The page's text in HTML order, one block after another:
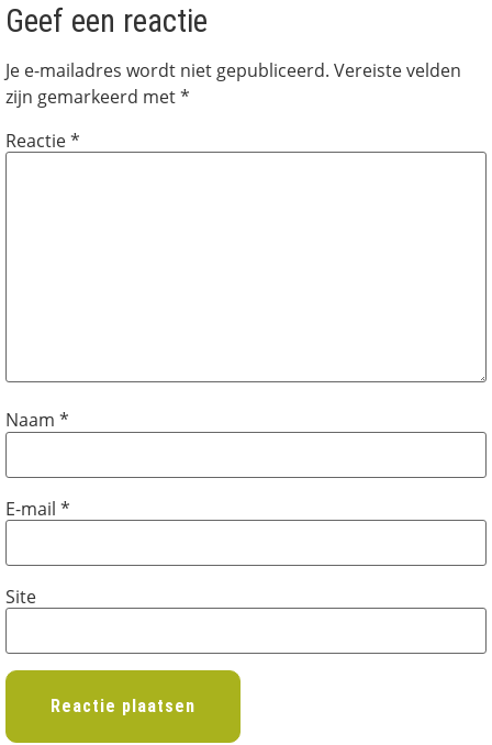
Geef een reactie
Je e-mailadres wordt niet gepubliceerd. Vereiste velden
zijn gemarkeerd met*
Reactie*
Naam *
E-mail *
Site